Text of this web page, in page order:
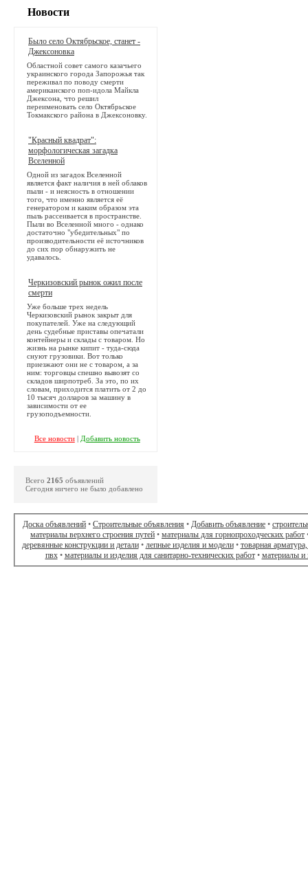
Новости
Было село Октябрьское, станет -
Джексоновка
Областной совет самого казачьего
украинского города Запорожья так
переживал по поводу смерти
американского поп-идола Майкла
Джексона, что решил
переименовать село Октябрьское
Токмакского района в Джексоновку.
"Красный квадрат":
морфологическая загадка
Вселенной
Одной из загадок Вселенной
является факт наличия в ней облаков
пыли - и неясность в отношении
того, что именно является её
генератором и каким образом эта
пыль рассеивается в пространстве.
Пыли во Вселенной много - однако
достаточно "убедительных" по
производительности её источников
до сих пор обнаружить не
удавалось.
Черкизовский рынок ожил после
смерти
Уже больше трех недель
Черкизовский рынок закрыт для
покупателей. Уже на следующий
день судебные приставы опечатали
контейнеры и склады с товаром. Но
жизнь на рынке кипит - туда-сюда
снуют грузовики. Вот только
приезжают они не с товаром, а за
ним: торговцы спешно вывозят со
складов ширпотреб. За это, по их
словам, приходится платить от 2 до
10 тысяч долларов за машину в
зависимости от ее
грузоподъемности.
Все новости| Добавить новость
Всего 2165 объявлений
Сегодня ничего не было добавлено
Доска объявлений • Строительные объявления • Добавить объявление •
материалы верхнего строения путей • материалы для горнопроходческих работ
деревянные конструкции и детали• лепные изделия и модели• товарная
пвх• материалы и изделия для санитарно-технических работ• материалы и